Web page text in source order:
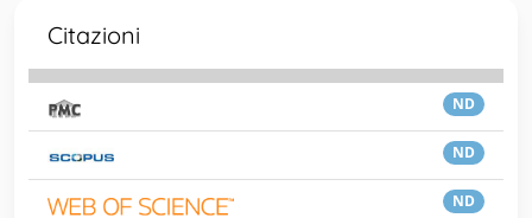
Citazioni
ND
ND
ND